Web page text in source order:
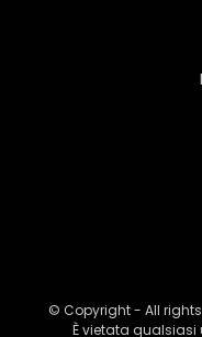
© Copyright - All
È vietata qualsiasi